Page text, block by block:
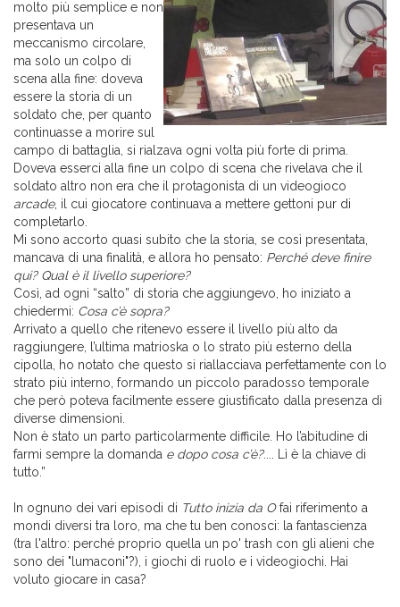
molto più semplice e non
presentava un
meccanismo circolare,
ma solo un colpo di
scena alla fine: doveva
essere la storia di un
soldato che, per quanto
continuasse a morire sul
campo di battaglia, si rialzava ogni volta più forte di prima.
Doveva esserci alla fine un colpo di scena che rivelava che il
soldato altro non era che il protagonista di un videogioco
arcade, il cui giocatore continuava a mettere gettoni pur di
completarlo.
Mi sono accorto quasi subito che la storia, se così presentata,
mancava di una finalità, e allora ho pensato: Perché deve finire
qui? Qual è il livello superiore?
Così, ad ogni “salto” di storia che aggiungevo, ho iniziato a
chiedermi: Cosa c’è sopra?
Arrivato a quello che ritenevo essere il livello più alto da
raggiungere, l’ultima matrioska o lo strato più esterno della
cipolla, ho notato che questo si riallacciava perfettamente con lo
strato più interno, formando un piccolo paradosso temporale
che però poteva facilmente essere giustificato dalla presenza di
diverse dimensioni.
Non è stato un parto particolarmente difficile. Ho l’abitudine di
farmi sempre la domanda e dopo cosa c’è?.... Lì è la chiave di
tutto.”
In ognuno dei vari episodi di Tutto inizia da Ofai riferimento a
mondi diversi tra loro, ma che tu ben conosci: la fantascienza
(tra l'altro: perché proprio quella un po' trash con gli alieni che
sono dei "lumaconi"?), i giochi di ruolo e i videogiochi. Hai
voluto giocare in casa?